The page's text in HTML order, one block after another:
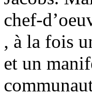
chef-
, à la fois
et un